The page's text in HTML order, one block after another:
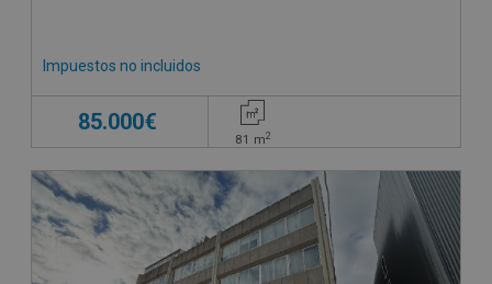
Impuestos no incluidos
85.000€
81 m2
DECO VIRTUAL